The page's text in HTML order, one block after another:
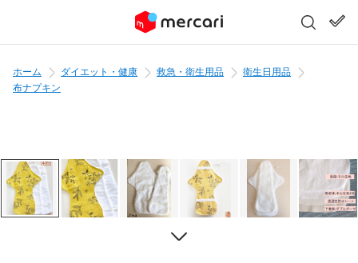
ホーム ダイエット・健康 救急・衛生用品
衛生日用品
布ナプキン